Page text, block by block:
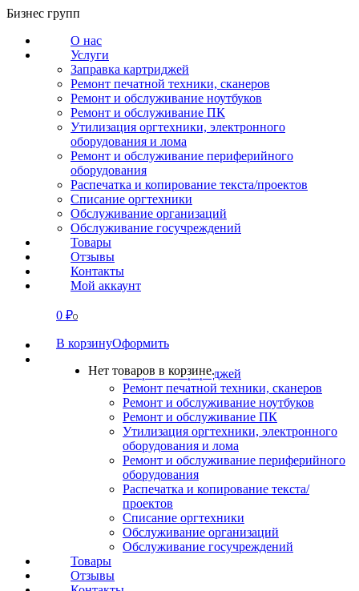
Перейти
содержанию
Бизнес групп
О нас
Услуги
Заправка картриджей
Ремонт печатной техники, сканеров
Ремонт и обслуживание ноутбуков
Ремонт и обслуживание ПК
Утилизация оргтехники, электронного
оборудования и лома
Ремонт и обслуживание периферийного
оборудования
Распечатка и копирование текста/проектов
Списание оргтехники
Обслуживание организаций
Обслуживание госучреждений
Товары
Отзывы
Контакты
Мой аккаунт
0 ₽0
В корзинуОформить
Нет товаров в корзине.
СВЯЗАТЬСЯ
О нас
Заправка картриджей
Ремонт печатной техники, сканеров
Ремонт и обслуживание ноутбуков
Ремонт и обслуживание ПК
Утилизация оргтехники, электронного
оборудования и лома
Ремонт и обслуживание периферийного
оборудования
Распечатка и копирование текста/
проектов
Списание оргтехники
Обслуживание организаций
Обслуживание госучреждений
Товары
Отзывы